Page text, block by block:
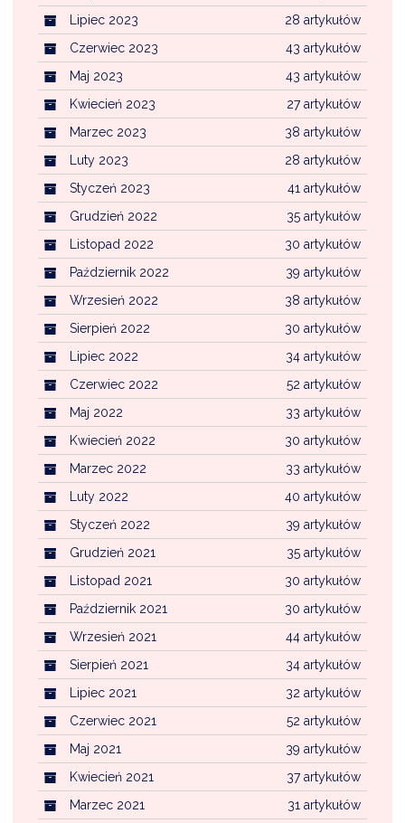
28 artykułów
Lipiec 2023
43 artykułów
Czerwiec 2023
43 artykułów
Maj 2023
27 artykułów
Kwiecień 2023
38 artykułów
Marzec 2023
28 artykułów
Luty 2023
41 artykułów
Styczeń 2023
35 artykułów
Grudzień 2022
30 artykułów
Listopad 2022
39 artykułów
Październik 2022
38 artykułów
Wrzesień 2022
30 artykułów
Sierpień 2022
34 artykułów
Lipiec 2022
52 artykułów
Czerwiec 2022
33 artykułów
Maj 2022
30 artykułów
Kwiecień 2022
33 artykułów
Marzec 2022
40 artykułów
Luty 2022
39 artykułów
Styczeń 2022
35 artykułów
Grudzień 2021
30 artykułów
Listopad 2021
30 artykułów
Październik 2021
44 artykułów
Wrzesień 2021
34 artykułów
Sierpień 2021
32 artykułów
Lipiec 2021
52 artykułów
Czerwiec 2021
39 artykułów
Maj 2021
37 artykułów
Kwiecień 2021
31 artykułów
Marzec 2021